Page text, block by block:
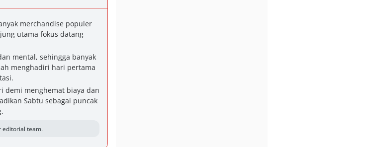
merchandise populer
utama fokus datang
mental, sehingga banyak
menghadiri hari pertama
demi menghemat biaya dan
Sabtu sebagai puncak
editorial team.